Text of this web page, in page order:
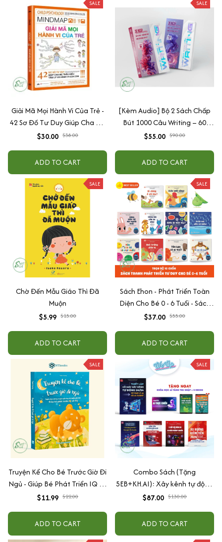
SALE
Giải Mã Mọi Hành Vi Của Trẻ -
42 Sơ Đồ Tư Duy Giúp Cha Mẹ
Thấu Hiểu Tâm Lý Và Hành Vi
$30.00 $38.00
ADD TO CART
SALE
[Kèm Audio] Bộ 2 Sách Chấp
Bút 1000 Câu Writing – 60
Ngày Gieo Trồng Tư Duy
$55.00 $90.00
ADD TO CART
SALE
Chờ Đến Mẫu Giáo Thì Đã
Muộn
$5.99 $15.00
ADD TO CART
SALE
Sách Ehon - Phát Triển Toàn
Diện Cho Bé 0 - 6 Tuổi - Sách
Song Ngữ Việt - Anh
$37.00 $55.00
ADD TO CART
SALE
Truyện Kể Cho Bé Trước Giờ Đi
Ngủ - Giúp Bé Phát Triển IQ Và
EQ
$11.99 $22.00
ADD TO CART
SALE
Combo Sách (Tặng
5EB+KH.AI): Xây kênh tự động
AI Agent + AI siêu mạnh + 3
+ Xu hướng
$87.00 $130.00
ADD TO CART